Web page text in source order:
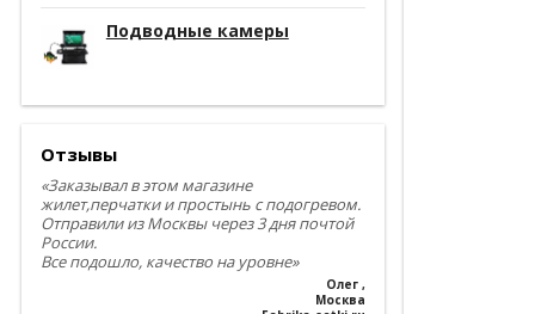
Подводные камеры
Отзывы
«Заказывал в этом магазине
жилет,перчатки и простынь с подогревом.
Отправили из Москвы через 3 дня почтой
России.
Все подошло, качество на уровне»
Олег ,
Москва